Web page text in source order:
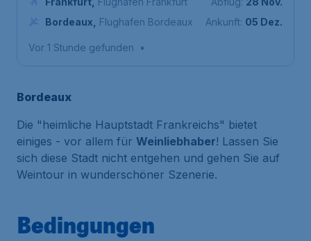
Bordeaux
Flughafen Bordeaux
Ankunft: 05 Dez.
Vor 1 Stunde gefunden •
Bordeaux
Die "heimliche Hauptstadt Frankreichs" bietet
einiges - vor allem für Weinliebhaber! Lassen Sie
sich diese Stadt nicht entgehen und gehen Sie auf
Weintour in wunderschöner Szenerie.
Bedingungen